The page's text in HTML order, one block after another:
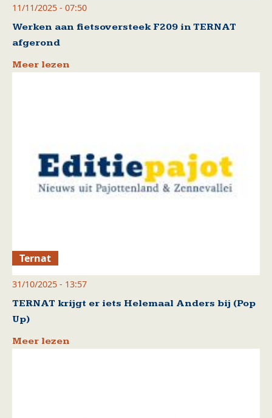
11/11/2025 - 07:50
Werken aan fietsoversteek F209 in TERNAT
afgerond
Meer lezen
Ternat
31/10/2025 - 13:57
TERNAT krijgt er iets Helemaal Anders bij (Pop
Up)
Meer lezen